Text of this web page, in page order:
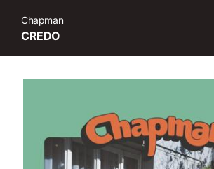
CREDO
Chapman